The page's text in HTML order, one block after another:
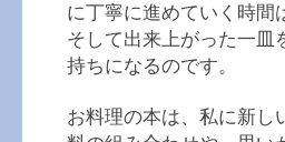
に丁寧に進めていく時間
そして出来上がった一皿
持ちになるのです。
お料理の本は、私に新し